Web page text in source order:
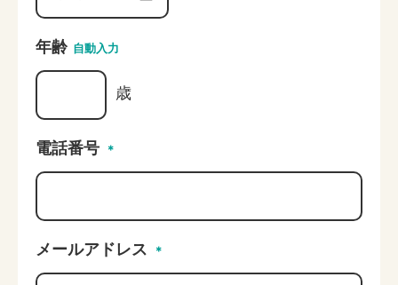
年齢 自動入力
歳
電話番号 ＊
メールアドレス ＊